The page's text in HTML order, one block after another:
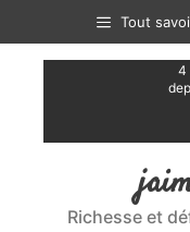
contenu
Tout
4
Richesse et